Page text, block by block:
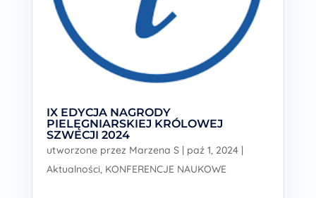
IX EDYCJA NAGRODY
PIELĘGNIARSKIEJ KRÓLOWEJ
SZWECJI 2024
utworzone przez Marzena S| paź 1, 2024|
Aktualności, KONFERENCJE NAUKOWE